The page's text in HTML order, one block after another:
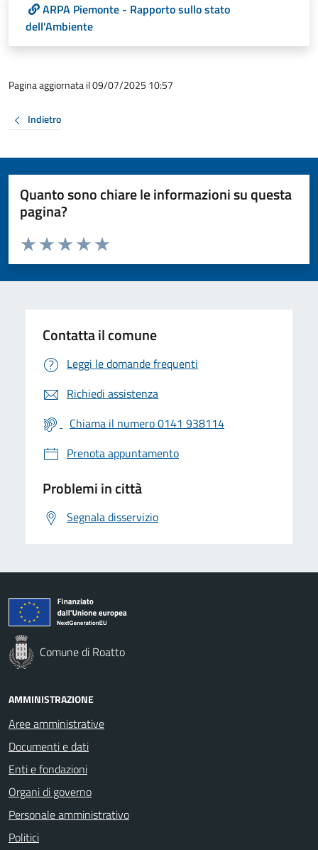
ARPA Piemonte - Rapporto sullo stato
dell'Ambiente
Pagina aggiornata il 09/07/2025 10:57
Indietro
Quanto sono chiare le informazioni su questa
pagina?
Valuta da 1 a 5 stelle la pagina
Valuta 5 stelle su 5
Valuta 4 stelle su 5
Valuta 3 stelle su 5
Valuta 2 stelle su 5
Valuta 1 stelle su 5
Contatta il comune
Leggi le domande frequenti
Richiedi assistenza
Chiama il numero 0141 938114
Prenota appuntamento
Problemi in città
Segnala disservizio
Comune di Roatto
AMMINISTRAZIONE
Aree amministrative
Documenti e dati
Enti e fondazioni
Organi di governo
Personale amministrativo
Politici